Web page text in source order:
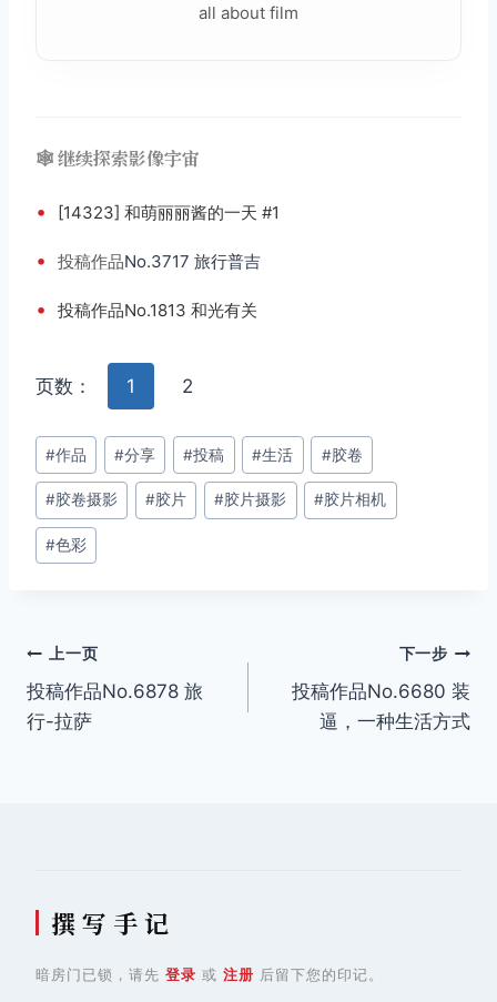
all about film
🕸️ 继续探索影像宇宙
• [14323] 和萌丽丽酱的一天 #1
• 投稿作品No.3717 旅行普吉
• 投稿作品No.1813 和光有关
页数： 1 2
文
章
标
签：
#作品 #分享 #投稿 #生活 #胶卷
#胶卷摄影 #胶片 #胶片摄影 #胶片相机
#色彩
文
章
上一页
投稿作品No.6878 旅
行-拉萨
下一步
投稿作品No.6680 装
逼，一种生活方式
撰 写 手 记
暗房门已锁，请先 登录 或 注册 后留下您的印记。